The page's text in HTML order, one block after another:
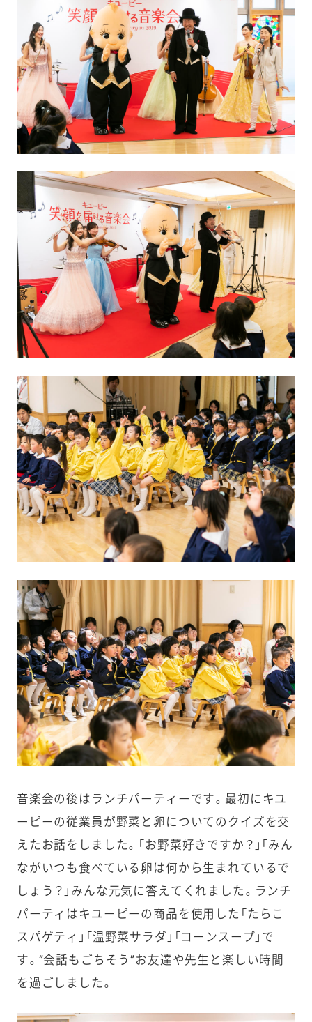
音楽会の後はランチパーティーです。最初にキユ
ーピーの従業員が野菜と卵についてのクイズを交
えたお話をしました。「お野菜好きですか？」「みん
ながいつも食べている卵は何から生まれているで
しょう？」みんな元気に答えてくれました。ランチ
パーティはキユーピーの商品を使用した「たらこ
スパゲティ」「温野菜サラダ」「コーンスープ」で
す。”会話もごちそう”お友達や先生と楽しい時間
を過ごしました。